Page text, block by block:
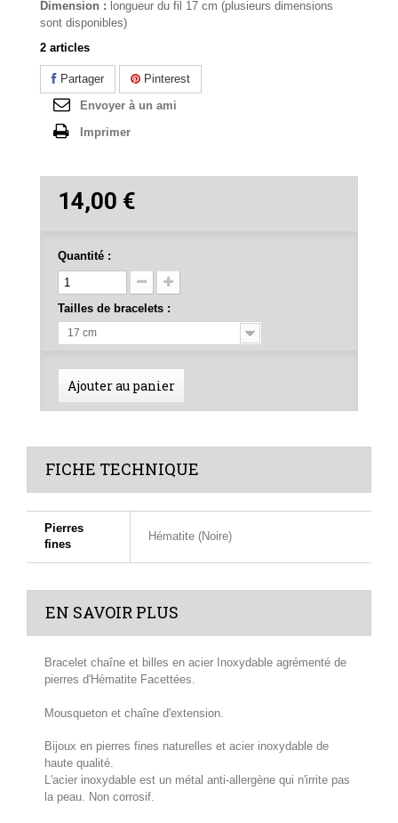
Dimension : longueur du fil 17 cm (plusieurs dimensions
sont disponibles)
2 articles
Partager
Pinterest
Envoyer à un ami
Imprimer
14,00 €
Quantité :
Tailles de bracelets :
17 cm
Ajouter au panier
FICHE TECHNIQUE
Pierres
fines
Hématite (Noire)
EN SAVOIR PLUS
Bracelet chaîne et billes en acier Inoxydable agrémenté de
pierres d'Hématite Facettées.
Mousqueton et chaîne d'extension.
Bijoux en pierres fines naturelles et acier inoxydable de
haute qualité.
L'acier inoxydable est un métal anti-allergène qui n'irrite pas
la peau. Non corrosif.